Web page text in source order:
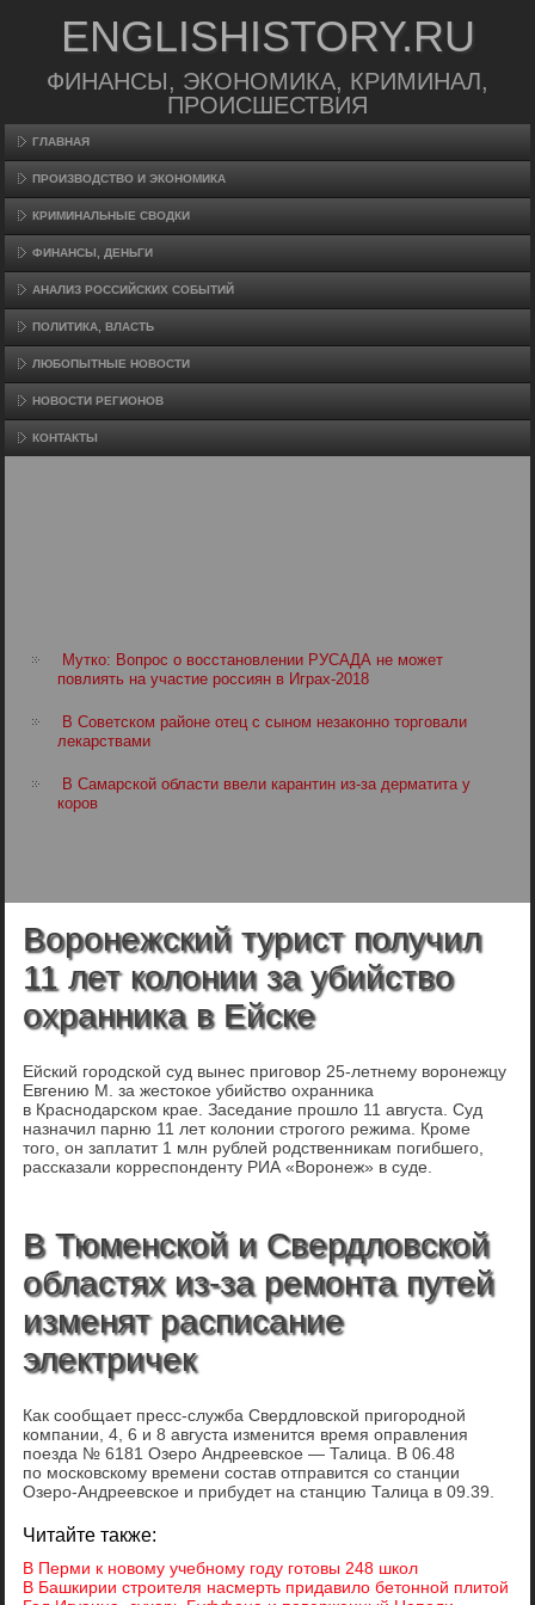
ENGLISHISTORY.RU
ФИНАНСЫ, ЭКОНОМИКА, КРИМИНАЛ,
ПРОИСШЕСТВИЯ
ГЛАВНАЯ
ПРОИЗВΟДСТВО И ЭКОНОМИКА
КРИМИНАЛЬНЫЕ СВОДКИ
ФИНАНСЫ, ДЕНЬГИ
АНАЛИЗ РОССИЙСКИХ СОБЫТИЙ
ПОЛИТИКА, ВЛАСТЬ
ЛЮБОПЫТНЫЕ НОВОСТИ
НОВОСТИ РЕГИОНОВ
КОНТАКТЫ
Мутко: Вопрос о восстановлении РУСАДА не может
повлиять на участие россиян в Играх-2018
В Советском районе отец с сыном незаконно торговали
лекарствами
В Самарской области ввели карантин из-за дерматита у
коров
Воронежский турист получил
11 лет колонии за убийство
охранника в Ейске
Ейский городской суд вынес приговор 25-летнему воронежцу
Евгению М. за жестокое убийство охранника
в Краснодарском крае. Заседание прошло 11 августа. Суд
назначил парню 11 лет колонии строгого режима. Кроме
того, он заплатит 1 млн рублей родственникам погибшего,
рассказали корреспонденту РИА «Воронеж» в суде.
В Тюменской и Свердловской
областях из-за ремонта путей
изменят расписание
электричек
Как сообщает пресс-служба Свердловской пригородной
компании, 4, 6 и 8 августа изменится время оправления
поезда № 6181 Озеро Андреевское — Талица. В 06.48
по московскому времени состав отправится со станции
Озеро-Андреевское и прибудет на станцию Талица в 09.39.
Читайте также:
В Перми к новому учебному году готовы 248 школ
В Башкирии строителя насмерть придавило бетонной плитой